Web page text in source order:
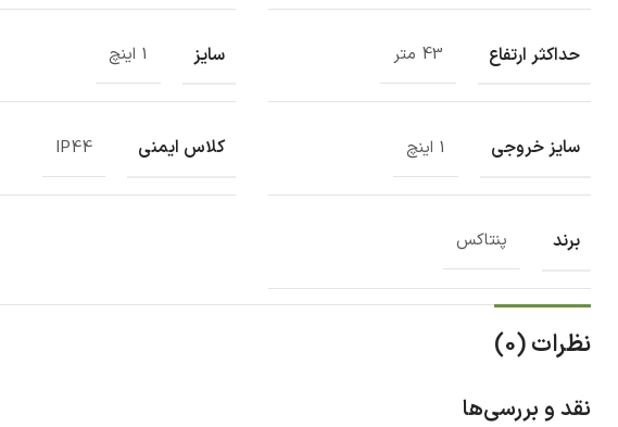
حداکثر ارتفاع 43 متر سایز 1 اینچ
سایز خروجی 1 اینچ کلاس ایمنی IP44
برند پنتاکس
نظرات (0)
نقد و بررسی‌ها